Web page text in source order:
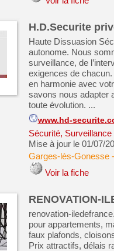
H.D.Securite
Haute Dissuasion
autonome. Nous
surveillance, de
exigences de
en harmonie avec
savons nous adapter
toute évolution. ...
www.hd-
Sécurité,
Mise à jour le 01/07/
Garges-lès-Gonesse
Voir la fiche
RENOVATION-
renovation-
pour appartements,
faux plafonds,
Prix attractifs, délais